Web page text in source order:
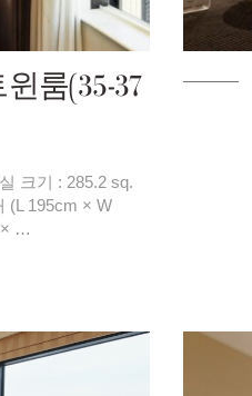
룸(35-37
크기 : 285.2 sq.
(L 195cm × W
× …